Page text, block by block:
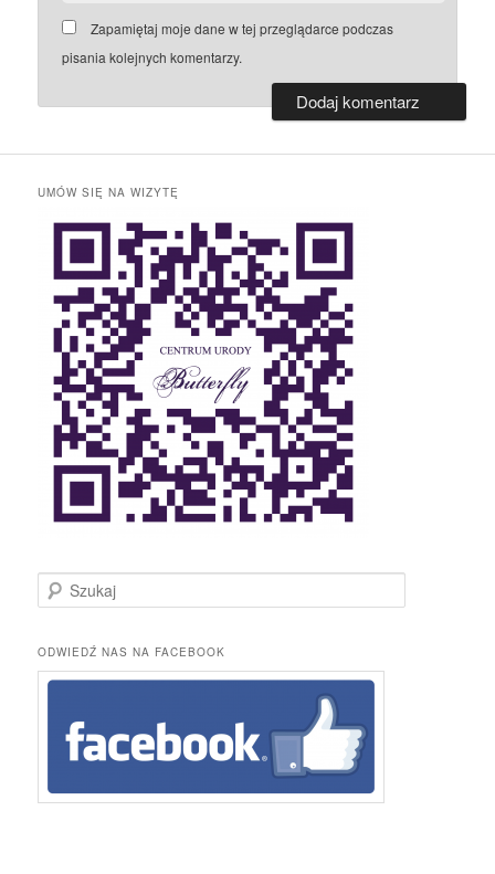
Zapamiętaj moje dane w tej przeglądarce podczas
pisania kolejnych komentarzy.
UMÓW SIĘ NA WIZYTĘ
z
k
a
ODWIEDŹ NAS NA FACEBOOK